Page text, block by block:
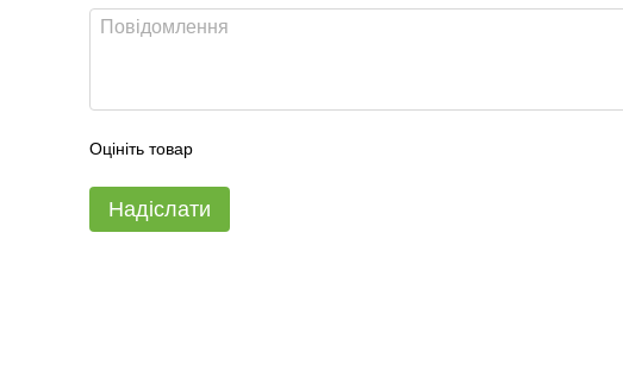
Оцініть товар
Надіслати